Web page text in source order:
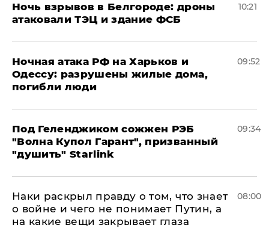
​Ночь взрывов в Белгороде: дроны
атаковали ТЭЦ и здание ФСБ
10:21
​Ночная атака РФ на Харьков и
Одессу: разрушены жилые дома,
погибли люди
09:52
Под Геленджиком сожжен РЭБ
"Волна Купол Гарант", призванный
"душить" Starlink
09:34
Наки раскрыл правду о том, что знает
о войне и чего не понимает Путин, а
на какие вещи закрывает глаза
08:00